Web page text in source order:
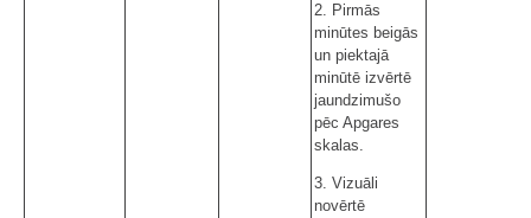
2. Pirmās
minūtes beigās
un piektajā
minūtē izvērtē
jaundzimušo
pēc Apgares
skalas.
3. Vizuāli
novērtē